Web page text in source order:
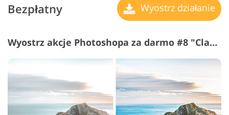
Bezpłatny Wyostrz działanie
Wyostrz akcje Photoshopa za darmo #8 "Classic"